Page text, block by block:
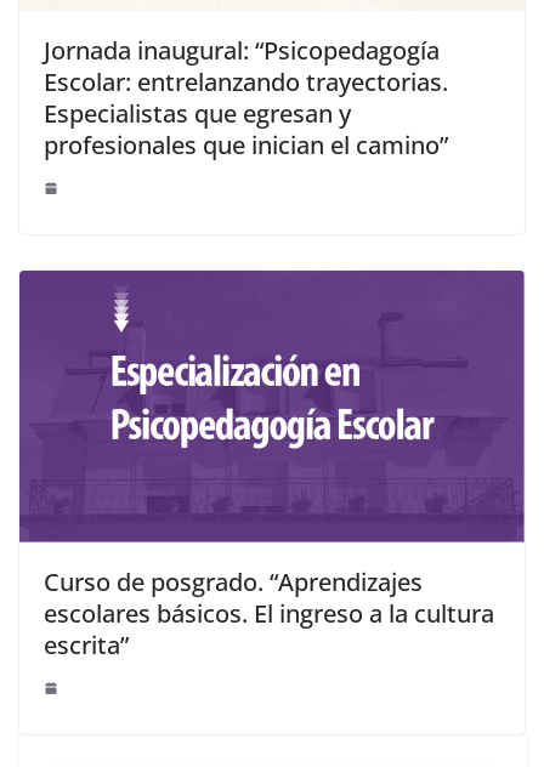
Jornada inaugural: “Psicopedagogía
Escolar: entrelanzando trayectorias.
Especialistas que egresan y
profesionales que inician el camino”
Curso de posgrado. “Aprendizajes
escolares básicos. El ingreso a la cultura
escrita”